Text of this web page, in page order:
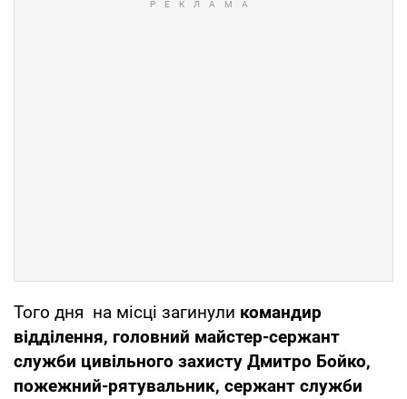
Того дня на місці загинули командир
відділення, головний майстер-сержант
служби цивільного захисту Дмитро Бойко,
пожежний-рятувальник, сержант служби